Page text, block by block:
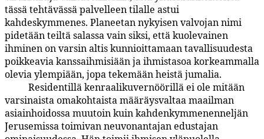
tässä tehtävässä palvelleen tilalle astui
kahdeskymmenes. Planeetan nykyisen valvojan nimi
pidetään teiltä salassa vain siksi, että kuolevainen
ihminen on varsin altis kunnioittamaan tavallisuudesta
poikkeavia kanssaihmisi­ään ja ihmistasoa korkeammalla
olevia ylempiään, jopa tekemään heistä jumalia.
Residentillä kenraalikuvernöörillä ei ole mitään
varsinaista omakohtaista määräysvaltaa maailman
asiainhoidossa muutoin kuin kahdenkymmenenneljän
Jerusemissa toimivan neuvonantajan edustajan